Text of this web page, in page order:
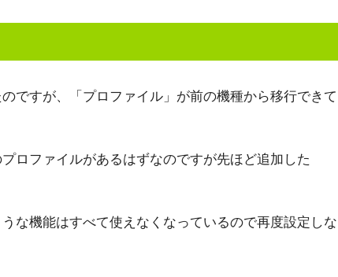
ですが、「プロファイル」が前の機種から移行できて
ロファイルがあるはずなのですが先ほど追加した
な機能はすべて使えなくなっているので再度設定しな